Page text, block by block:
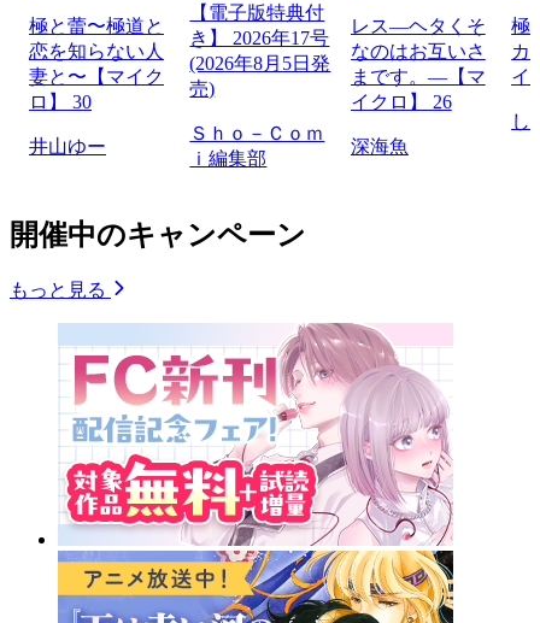
極と蕾〜極道と
恋を知らない人
妻と〜【マイク
ロ】 30
井山ゆー
【電子版特典付
き】 2026年17号
(2026年8月5日発
売)
Ｓｈｏ－Ｃｏｍ
ｉ編集部
レス―ヘタくそ
なのはお互いさ
まです。―【マ
イクロ】 26
深海魚
極
カ
イ
し
開催中のキャンペーン
もっと見る